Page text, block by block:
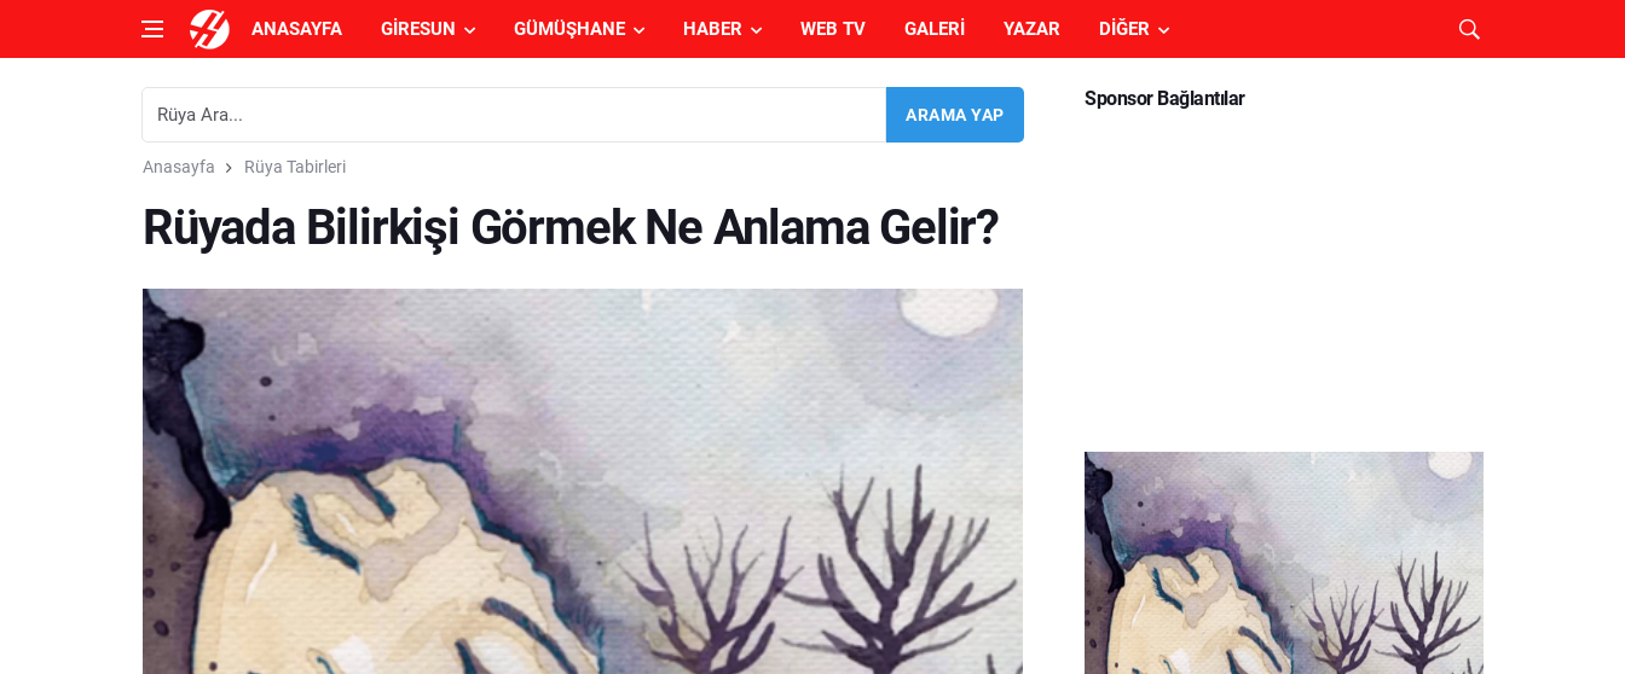
ANASAYFA GIRESUN GÜMÜŞHANE HABER WEB TV GALERI YAZAR DIĞER
Anasayfa Rüya Tabirleri
Rüyada Bilirkişi Görmek Ne Anlama Gelir?
Sponsor Bağlantılar